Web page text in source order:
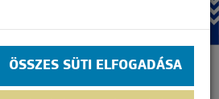
ÖSSZES SÜTI ELFOGADÁSA